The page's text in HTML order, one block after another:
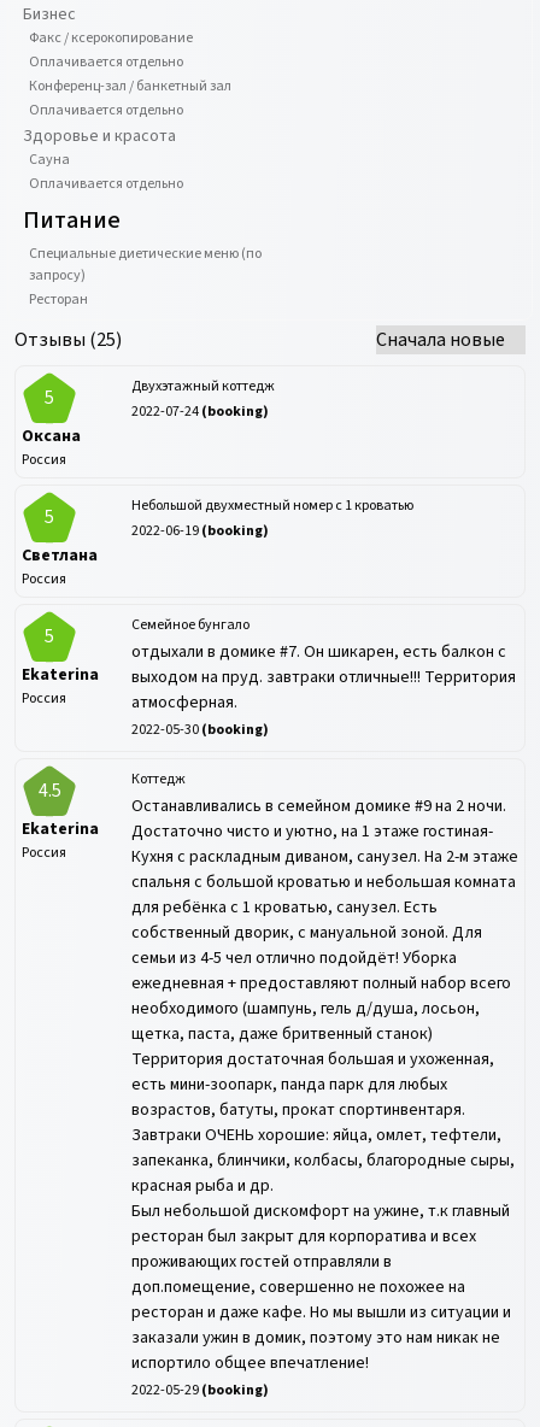
Бизнес
Факс / ксерокопирование
Оплачивается отдельно
Конференц-зал / банкетный зал
Оплачивается отдельно
Здоровье и красота
Сауна
Оплачивается отдельно
Питание
Специальные диетические меню (по
запросу)
Ресторан
Отзывы (25)
5
Оксана
Россия
Двухэтажный коттедж
2022-07-24(booking)
5
Светлана
Россия
Небольшой двухместный номер с 1 кроватью
2022-06-19(booking)
5
Ekaterina
Россия
Семейное бунгало
отдыхали в домике #7. Он шикарен, есть балкон с
выходом на пруд. завтраки отличные!!! Территория
атмосферная.
2022-05-30(booking)
4.5
Ekaterina
Россия
Коттедж
Останавливались в семейном домике #9 на 2 ночи.
Достаточно чисто и уютно, на 1 этаже гостиная-
Кухня с раскладным диваном, санузел. На 2-м этаже
спальня с большой кроватью и небольшая комната
для ребёнка с 1 кроватью, санузел. Есть
собственный дворик, с мануальной зоной. Для
семьи из 4-5 чел отлично подойдёт! Уборка
ежедневная + предоставляют полный набор всего
необходимого (шампунь, гель д/душа, лосьон,
щетка, паста, даже бритвенный станок)
Территория достаточная большая и ухоженная,
есть мини-зоопарк, панда парк для любых
возрастов, батуты, прокат спортинвентаря.
Завтраки ОЧЕНЬ хорошие: яйца, омлет, тефтели,
запеканка, блинчики, колбасы, благородные сыры,
красная рыба и др.
Был небольшой дискомфорт на ужине, т.к главный
ресторан был закрыт для корпоратива и всех
проживающих гостей отправляли в
доп.помещение, совершенно не похожее на
ресторан и даже кафе. Но мы вышли из ситуации и
заказали ужин в домик, поэтому это нам никак не
испортило общее впечатление!
2022-05-29(booking)